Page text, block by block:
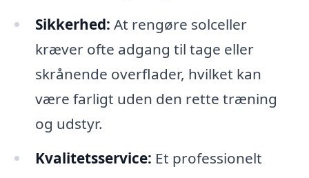
Sikkerhed: At rengøre solceller
kræver ofte adgang til tage eller
skrånende overflader, hvilket kan
være farligt uden den rette træning
og udstyr.
Kvalitetsservice: Et professionelt